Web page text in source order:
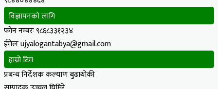
विज्ञापनको लागि
फोन नम्बरः ९८६८३३१२३४
ईमेलः ujyalogantabya@gmail.com
हाम्रो टिम
प्रबन्ध निर्देशक कल्याण बुढाथोकी